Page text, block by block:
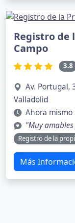
Registro de
Campo
3.8
Av. Portugal,
Valladolid
Ahora
"Muy
Registro de la
Más